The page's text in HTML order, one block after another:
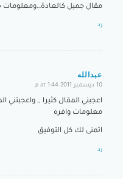
مقال جميل كالعادة…ومعلومات
رد
عبدالله
says:
10 ديسمبر 2011 at 1:44 م
اعجبني المقال كثيرا ,, واعجبتني
معلومات وافره
اتمنى لك كل التوفيق
رد